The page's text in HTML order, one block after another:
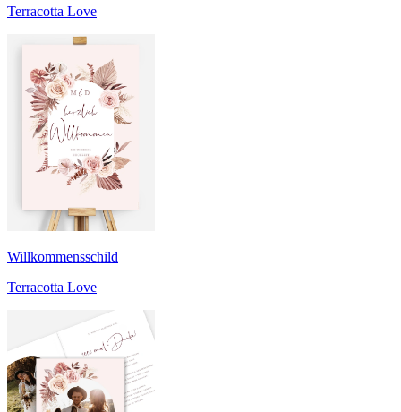
Terracotta Love
Willkommensschild
Terracotta Love